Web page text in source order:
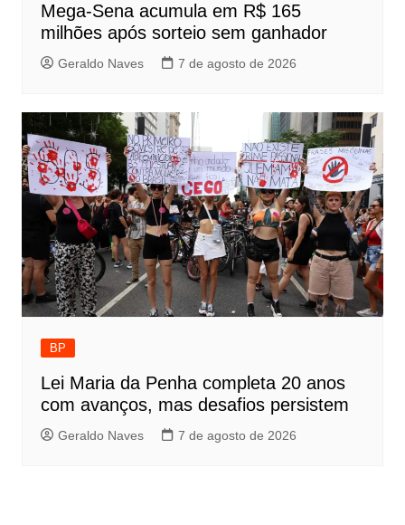
Mega-Sena acumula em R$ 165
milhões após sorteio sem ganhador
Geraldo Naves 7 de agosto de 2026
BP
Lei Maria da Penha completa 20 anos
com avanços, mas desafios persistem
Geraldo Naves 7 de agosto de 2026